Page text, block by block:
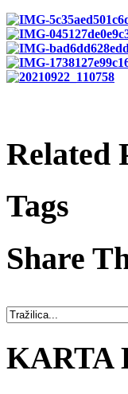
Related
Tags
Share
KARTA